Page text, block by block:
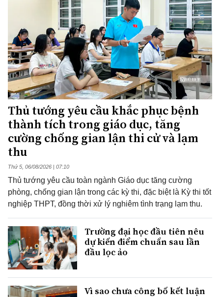
Thủ tướng yêu cầu khắc phục bệnh
thành tích trong giáo dục, tăng
cường chống gian lận thi cử và lạm
thu
Thứ 5, 06/08/2026 | 07:10
Thủ tướng yêu cầu toàn ngành Giáo dục tăng cường
phòng, chống gian lận trong các kỳ thi, đặc biệt là Kỳ thi tốt
nghiệp THPT, đồng thời xử lý nghiêm tình trạng lạm thu.
Trường đại học đầu tiên nêu
dự kiến điểm chuẩn sau lần
đầu lọc ảo
Vì sao chưa công bố kết luận